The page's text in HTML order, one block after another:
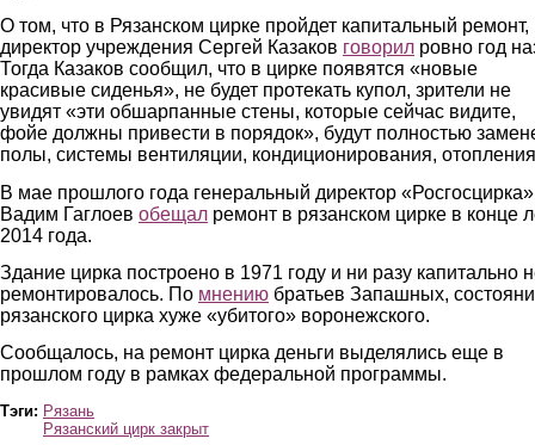
О том, что в Рязанском цирке пройдет капитальный ремонт,
директор учреждения Сергей Казаков говорил ровно год
Тогда Казаков сообщил, что в цирке появятся «новые
красивые сиденья», не будет протекать купол, зрители не
увидят «эти обшарпанные стены, которые сейчас видите,
фойе должны привести в порядок», будут полностью
полы, системы вентиляции, кондиционирования,
В мае прошлого года генеральный директор «Росгосцирка»
Вадим Гаглоев обещал ремонт в рязанском цирке в конце
2014 года.
Здание цирка построено в 1971 году и ни разу капитально
ремонтировалось. По мнению братьев Запашных,
рязанского цирка хуже «убитого» воронежского.
Сообщалось, на ремонт цирка деньги выделялись еще в
прошлом году в рамках федеральной программы.
Тэги: Рязань
Рязанский цирк закрыт